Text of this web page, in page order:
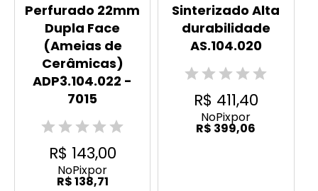
Perfurado 22mm
Dupla Face
(Ameias de
Cerâmicas)
ADP3.104.022 -
7015
R$ 143,00
NoPixpor
R$ 138,71
Sinterizado Alta
durabilidade
AS.104.020
R$ 411,40
NoPixpor
R$ 399,06